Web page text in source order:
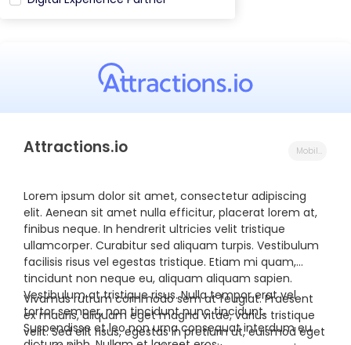
Attractions.io Mobile Innovation Partner
Lorem ipsum dolor sit amet, consectetur adipiscing
elit. Aenean sit amet nulla efficitur, placerat lorem at,
finibus neque. In hendrerit ultricies velit tristique
ullamcorper. Curabitur sed aliquam turpis. Vestibulum
facilisis risus vel egestas tristique. Etiam mi quam,
tincidunt non neque eu, aliquam aliquam sapien.
Vestibulum at tristique risus. Nulla tempor erat vel
tortor semper, non tincidunt nunc tincidunt.
Suspendisse et leo non urna consequat interdum eu
Vivamus rutrum commodo sem at feugiat. Praesent
ex mauris, aliquam eget magna vitae, varius tristique
velit. Sed elit risus, egestas in pretium ut, euismod eget